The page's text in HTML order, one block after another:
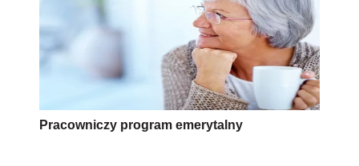
Pracowniczy program emerytalny